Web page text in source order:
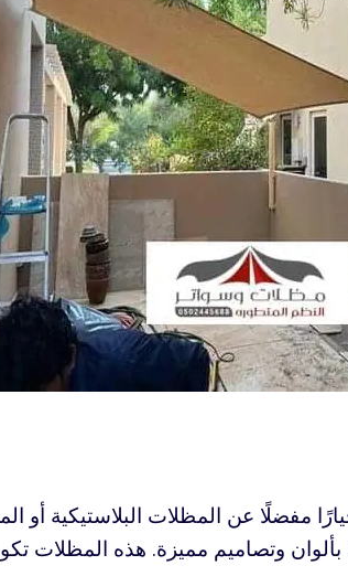
مفضلًا عن المظلات البلاستيكية أو
بألوان وتصاميم مميزة. هذه المظلات